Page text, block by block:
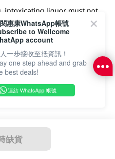
缺貨
intoxicating liquor must not
(under 18) in the course of
，向未成年人 (18 歲以下人士)
售集團
The Dairy Farm Company
惠康WhatsApp帳號
to Wellcome
account
一步接收至抵資訊！
one step ahead and grab
best deals!
連結 WhatsApp 帳號